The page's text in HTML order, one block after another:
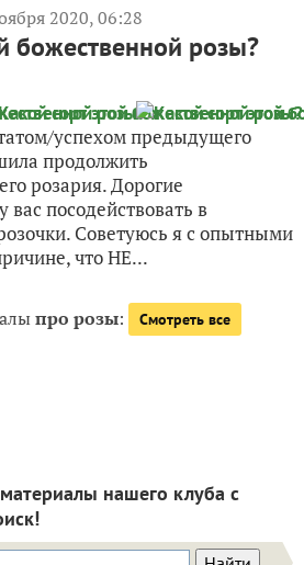
2020, 06:28
божественной розы?
успехом предыдущего
продолжить
розария. Дорогие
посодействовать в
Советуюсь я с опытными
что НЕ...
про розы: Смотреть все
нашего клуба с